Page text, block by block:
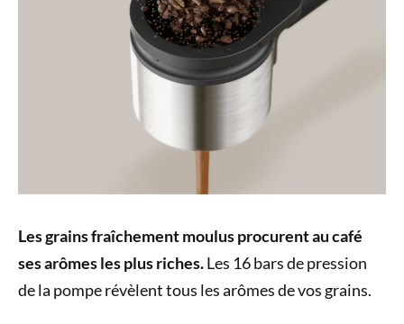
Les grains fraîchement moulus procurent au café
ses arômes les plus riches.Les 16 bars de pression
de la pompe révèlent tous les arômes de vos grains.